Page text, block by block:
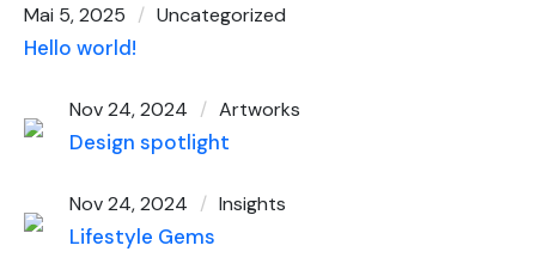
Mai 5, 2025 Uncategorized
Hello world!
Nov 24, 2024 Artworks
Design spotlight
Nov 24, 2024 Insights
Lifestyle Gems